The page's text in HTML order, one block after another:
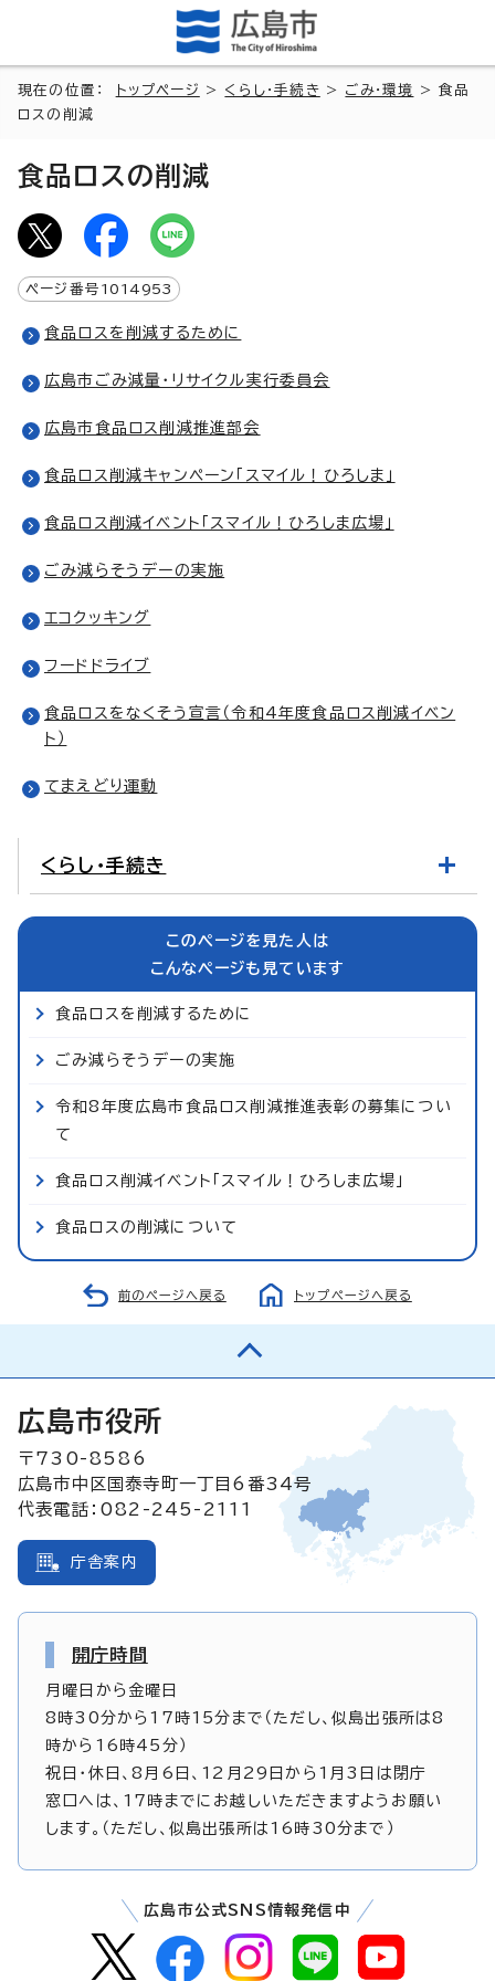
現在の位置： トップページ > くらし・手続き > ごみ・環境
> 食品
ロスの削減
食品ロスの削減
ページ番号 1014953
食品ロスを削減するために
広島市ごみ減量・リサイクル実行委員会
広島市食品ロス削減推進部会
食品ロス削減キャンペーン「スマイル！ひろしま」
食品ロス削減イベント「スマイル！ひろしま広場」
ごみ減らそうデーの実施
エコクッキング
フードドライブ
食品ロスをなくそう宣言（令和4年度食品ロス削減イベン
ト）
てまえどり運動
くらし・手続き
このページを見た人は
こんなページも見ています
食品ロスを削減するために
ごみ減らそうデーの実施
令和8年度広島市食品ロス削減推進表彰の募集につい
て
食品ロス削減イベント「スマイル！ひろしま広場」
食品ロスの削減について
前のページへ戻る トップページへ戻る
広島市役所
〒730-8586
広島市中区国泰寺町一丁目6番34号
代表電話：082-245-2111
庁舎案内
開庁時間
月曜日から金曜日
8時30分から17時15分まで（ただし、似島出張所は8
時から16時45分）
祝日・休日、8月6日、12月29日から1月3日は閉庁
窓口へは、17時までにお越しいただきますようお願い
します。（ただし、似島出張所は16時30分まで）
広島市公式SNS情報発信中